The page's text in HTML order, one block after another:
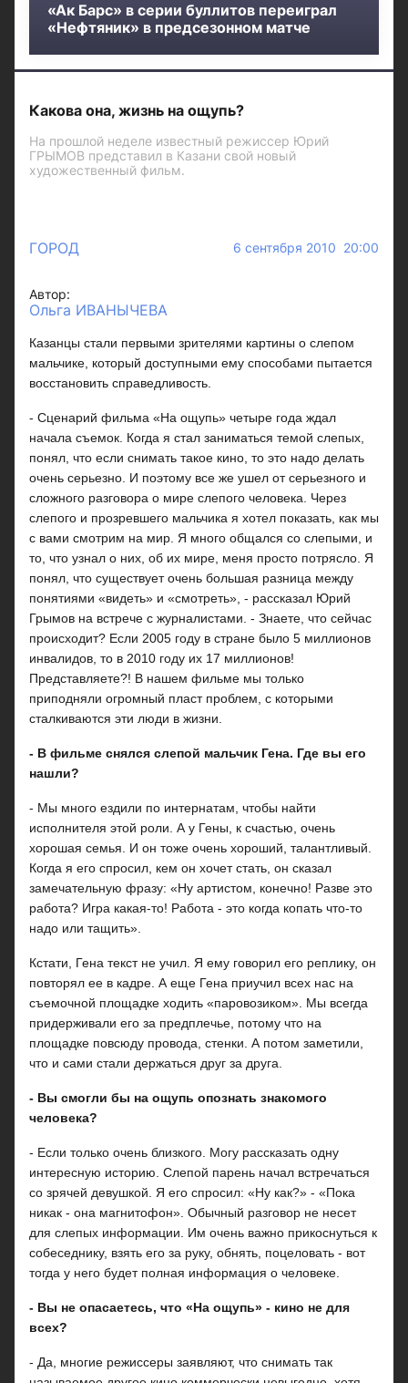
«Ак Барс» в серии буллитов переиграл
«Нефтяник» в предсезонном матче
Какова она, жизнь на ощупь?
На прошлой неделе известный режиссер Юрий
ГРЫМОВ представил в Казани свой новый
художественный фильм.
ГОРОД 6 сентября 2010 20:00
Автор:
Ольга ИВАНЫЧЕВА
Казанцы стали первыми зрителями картины о слепом
мальчике, который доступными ему способами пытается
восстановить справедливость.
- Сценарий фильма «На ощупь» четыре года ждал
начала съемок. Когда я стал заниматься темой слепых,
понял, что если снимать такое кино, то это надо делать
очень серьезно. И поэтому все же ушел от серьезного и
сложного разговора о мире слепого человека. Через
слепого и прозревшего мальчика я хотел показать, как мы
с вами смотрим на мир. Я много общался со слепыми, и
то, что узнал о них, об их мире, меня просто потрясло. Я
понял, что существует очень большая разница между
понятиями «видеть» и «смотреть», - рассказал Юрий
Грымов на встрече с журналистами. - Знаете, что сейчас
происходит? Если 2005 году в стране было 5 миллионов
инвалидов, то в 2010 году их 17 миллионов!
Представляете?! В нашем фильме мы только
приподняли огромный пласт проблем, с которыми
сталкиваются эти люди в жизни.
- В фильме снялся слепой мальчик Гена. Где вы его
нашли?
- Мы много ездили по интернатам, чтобы найти
исполнителя этой роли. А у Гены, к счастью, очень
хорошая семья. И он тоже очень хороший, талантливый.
Когда я его спросил, кем он хочет стать, он сказал
замечательную фразу: «Ну артистом, конечно! Разве это
работа? Игра какая-то! Работа - это когда копать что-то
надо или тащить».
Кстати, Гена текст не учил. Я ему говорил его реплику, он
повторял ее в кадре. А еще Гена приучил всех нас на
съемочной площадке ходить «паровозиком». Мы всегда
придерживали его за предплечье, потому что на
площадке повсюду провода, стенки. А потом заметили,
что и сами стали держаться друг за друга.
- Вы смогли бы на ощупь опознать знакомого
человека?
- Если только очень близкого. Могу рассказать одну
интересную историю. Слепой парень начал встречаться
со зрячей девушкой. Я его спросил: «Ну как?» - «Пока
никак - она магнитофон». Обычный разговор не несет
для слепых информации. Им очень важно прикоснуться к
собеседнику, взять его за руку, обнять, поцеловать - вот
тогда у него будет полная информация о человеке.
- Вы не опасаетесь, что «На ощупь» - кино не для
всех?
- Да, многие режиссеры заявляют, что снимать так